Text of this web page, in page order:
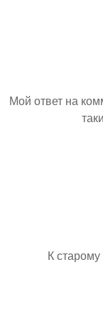
Мой ответ на
К